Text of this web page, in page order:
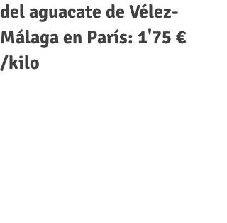
del aguacate de Vélez-
Málaga en París: 1'75 €
/kilo